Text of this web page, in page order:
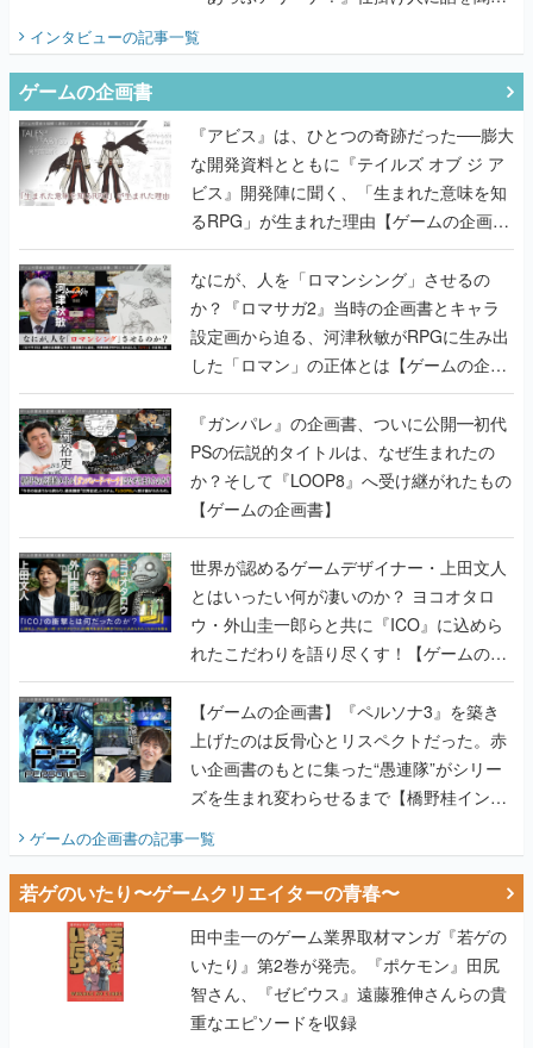
てみた
インタビューの記事一覧
ゲームの企画書
『アビス』は、ひとつの奇跡だった──膨大
な開発資料とともに『テイルズ オブ ジ ア
ビス』開発陣に聞く、「生まれた意味を知
るRPG」が生まれた理由【ゲームの企画
書】
なにが、人を「ロマンシング」させるの
か？『ロマサガ2』当時の企画書とキャラ
設定画から迫る、河津秋敏がRPGに生み出
した「ロマン」の正体とは【ゲームの企画
書】
『ガンパレ』の企画書、ついに公開━初代
PSの伝説的タイトルは、なぜ生まれたの
か？そして『LOOP8』へ受け継がれたもの
【ゲームの企画書】
世界が認めるゲームデザイナー・上田文人
とはいったい何が凄いのか？ ヨコオタロ
ウ・外山圭一郎らと共に『ICO』に込めら
れたこだわりを語り尽くす！【ゲームの企
画書】
【ゲームの企画書】『ペルソナ3』を築き
上げたのは反骨心とリスペクトだった。赤
い企画書のもとに集った“愚連隊”がシリー
ズを生まれ変わらせるまで【橋野桂インタ
ビュー】
ゲームの企画書の記事一覧
若ゲのいたり〜ゲームクリエイターの青春〜
田中圭一のゲーム業界取材マンガ『若ゲの
いたり』第2巻が発売。『ポケモン』田尻
智さん、『ゼビウス』遠藤雅伸さんらの貴
重なエピソードを収録